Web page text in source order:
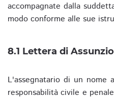
accompagnate dalla
modo conforme alle sue
8.1 Lettera di
L'assegnatario di un nome
responsabilità civile e